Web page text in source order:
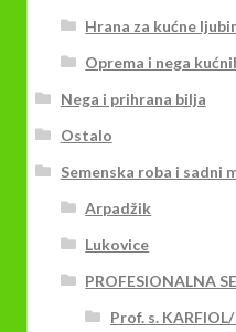
Hrana za kućne
Oprema i nega
Nega i prihrana bilja
Ostalo
Semenska roba i sadni
Arpadžik
Lukovice
PROFESIONALNA
Prof. s.